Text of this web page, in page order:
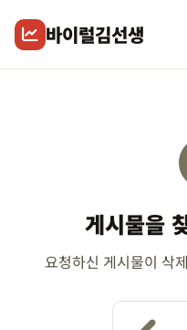
바이럴김선생
게시물을
요청하신 게시물이 삭